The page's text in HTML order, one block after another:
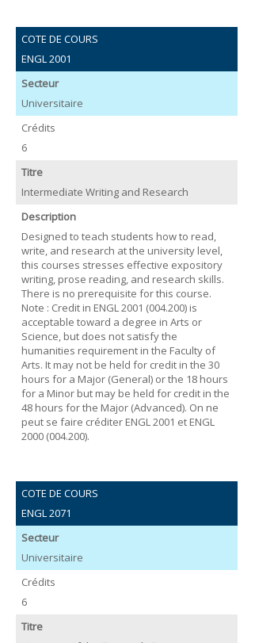
COTE DE COURS
ENGL 2001
Secteur
Universitaire
Crédits
6
Titre
Intermediate Writing and Research
Description
Designed to teach students how to read,
write, and research at the university level,
this courses stresses effective expository
writing, prose reading, and research skills.
There is no prerequisite for this course.
Note : Credit in ENGL 2001 (004.200) is
acceptable toward a degree in Arts or
Science, but does not satisfy the
humanities requirement in the Faculty of
Arts. It may not be held for credit in the 30
hours for a Major (General) or the 18 hours
for a Minor but may be held for credit in the
48 hours for the Major (Advanced). On ne
peut se faire créditer ENGL 2001 et ENGL
2000 (004.200).
COTE DE COURS
ENGL 2071
Secteur
Universitaire
Crédits
6
Titre